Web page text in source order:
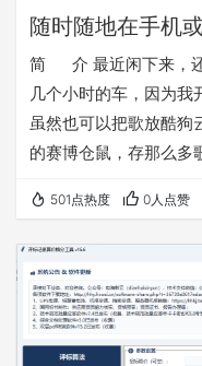
随时随地在手机
的简便方法介绍
简 介 最近闲下来，还
几个小时的车，因为我
虽然也可以把歌放酷狗
的赛博仓鼠，存那么多
版（含车机模式），
鸿蒙版的。其实试过一
感觉想添加一些功能还
净，实用，便捷。软件
接…
501点热度 0人点赞